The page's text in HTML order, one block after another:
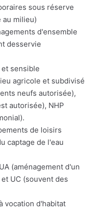
sous réserve
milieu)
d'ensemble
desservie
sensible
agricole et subdivisé
neufs autorisée),
autorisée), NHP
de loisirs
captage de l'eau
(aménagement d'un
UC (souvent des
vocation d'habitat